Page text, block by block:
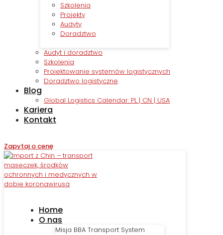
Szkolenia
Projekty
Audyty
Doradztwo
Audyt i doradztwo
Szkolenia
Projektowanie systemów logistycznych
Doradztwo logistyczne
Blog
Global Logistics Calendar: PL | CN | USA
Kariera
Kontakt
Zapytaj o cenę
Home
O nas
Misja BBA Transport System